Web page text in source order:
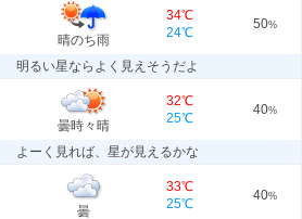
晴のち雨
34℃
24℃
50%
明るい星ならよく見えそうだよ
曇時々晴
32℃
25℃
40%
よーく見れば、星が見えるかな
曇
33℃
25℃
40%